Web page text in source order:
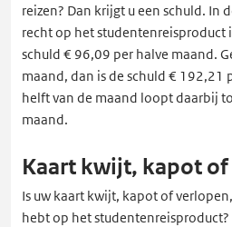
reizen? Dan krijgt u een schuld. In
recht op het studentenreisproduct
schuld € 96,09 per halve maand.
maand, dan is de schuld € 192,21
helft van de maand loopt daarbij
maand.
Kaart kwijt, kapot
Is uw kaart kwijt, kapot of
hebt op het studentenreisproduct?